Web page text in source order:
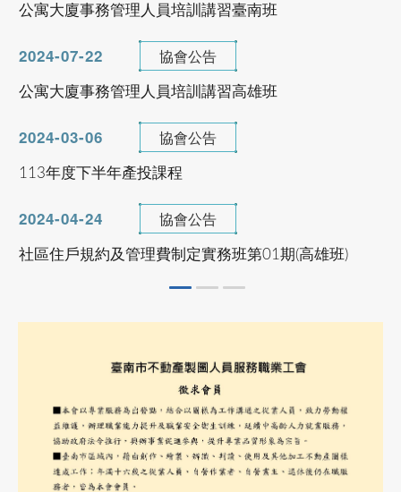
公寓大廈事務管理人員培訓講習臺南班
2024-07-22 協會公告
公寓大廈事務管理人員培訓講習高雄班
2024-03-06 協會公告
113年度下半年產投課程
2024-04-24 協會公告
社區住戶規約及管理費制定實務班第01期(高雄班)
協會公告
公益講座-建照抽查缺失與錯誤態樣說明
2022-10-31 業界資訊
113/08/26 ~ 113/10/16
室內裝修工程與品質檢驗管理專業人才培訓
物業管理課程
See more